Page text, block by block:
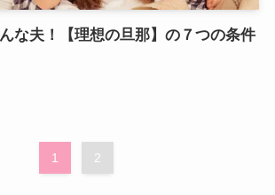
な夫！【理想の旦那】の７つの条件
1 2